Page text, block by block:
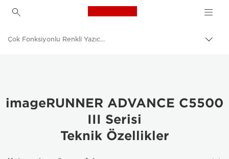
Canon Logo, back to
İçerik
Kurumsal Ürünler
İş Yazıcıları ve Faks Makineleri
Çok Fonksiyonlu Yazıcılar, Hepsi Bir Arada Yazıcılar
Çok Fonksiyonlu Renkli Yazıcılar
imageRUNNER ADVANCE C5500
III Serisi
Teknik Özellikler